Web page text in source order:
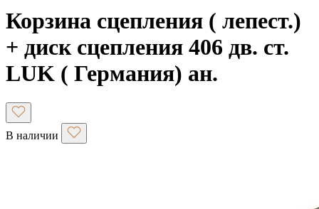
Корзина сцепления ( лепест.)
+ диск сцепления 406 дв. ст.
LUK ( Германия) ан.
В наличии